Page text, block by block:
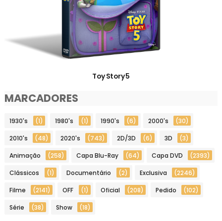
Toy Story 5
MARCADORES
1930's (1) 1980's (1) 1990's (6) 2000's (30)
2010's (48) 2020's (743) 2D/3D (6) 3D (3)
Animação (258) Capa Blu-Ray (64) Capa DVD (2393)
Clássicos (1) Documentário (2) Exclusiva (2246)
Filme (2141) OFF (1) Oficial (208) Pedido (102)
Série (38) Show (18)